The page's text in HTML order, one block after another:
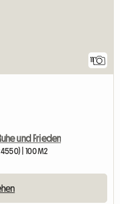
und Frieden
| 100 M2